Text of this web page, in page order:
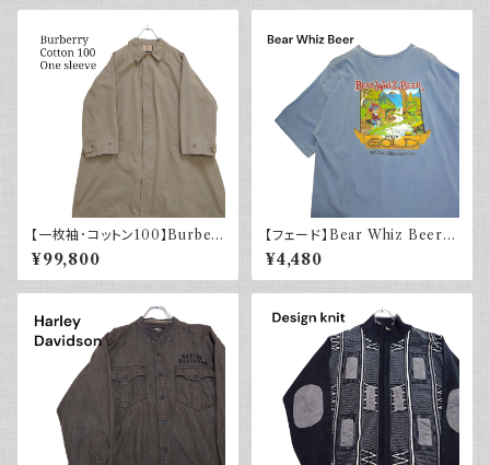
【一枚袖･コットン100】Burber
ry バーバリー コート コマンダ
ーII
¥99,800
【フェード】Bear Whiz Beer
プリントTシャツ 両面プリント バ
ックプリント 古着 XL COMFO
RT COLORS コンフォートカラ
¥4,480